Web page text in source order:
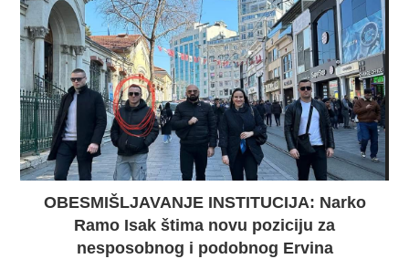
OBESMIŠLJAVANJE INSTITUCIJA: Narko
Ramo Isak štima novu poziciju za
nesposobnog i podobnog Ervina